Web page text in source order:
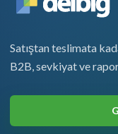
Satıştan teslimata
B2B, sevkiyat ve